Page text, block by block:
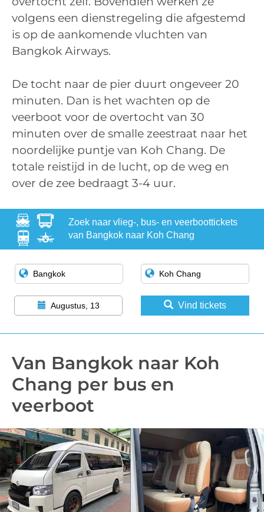
volgens een dienstregeling die afgestemd
is op de aankomende vluchten van
Bangkok Airways.
De tocht naar de pier duurt ongeveer 20
minuten. Dan is het wachten op de
veerboot voor de overtocht van 30
minuten over de smalle zeestraat naar het
noordelijke puntje van Koh Chang. De
totale reistijd in de lucht, op de weg en
over de zee bedraagt 3-4 uur.
Zoek naar vlieg-, bus- en veerboottickets
van Bangkok naar Koh Chang
Augustus, 13 Vind tickets
Van Bangkok naar Koh
Chang per bus en
veerboot